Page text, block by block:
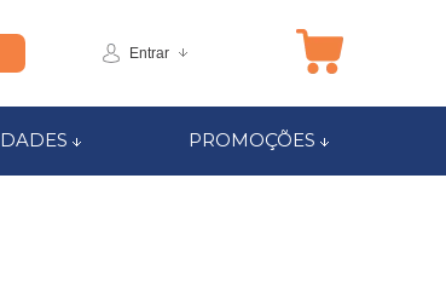
Entrar
IDADES PROMOÇÕES